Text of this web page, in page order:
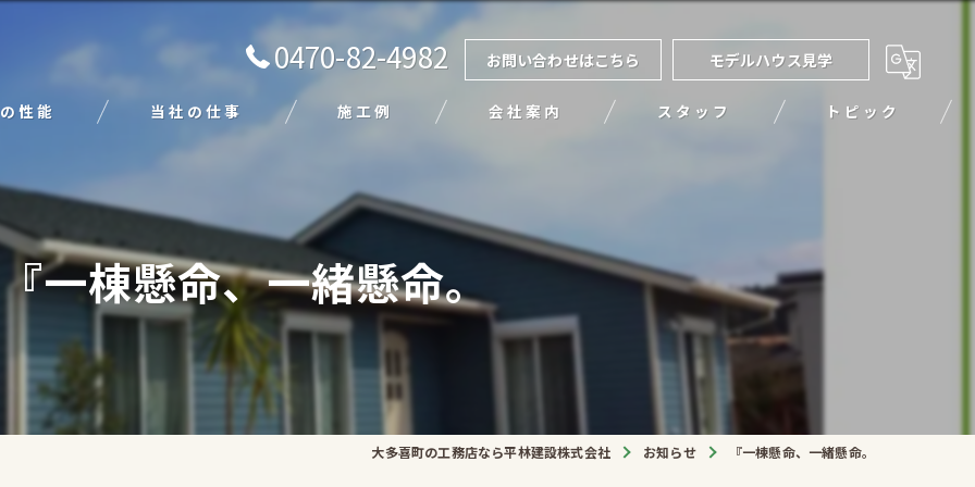
0470-82-4982 お問い合わせはこちら モデルハウス見学
性能 当社の仕事
エクステリア
施工例 会社案内 スタッフ トピック
一棟懸命、一緒懸命。
大多喜町の工務店なら平林建設株式会社 お知らせ 『一棟懸命、一緒懸命。